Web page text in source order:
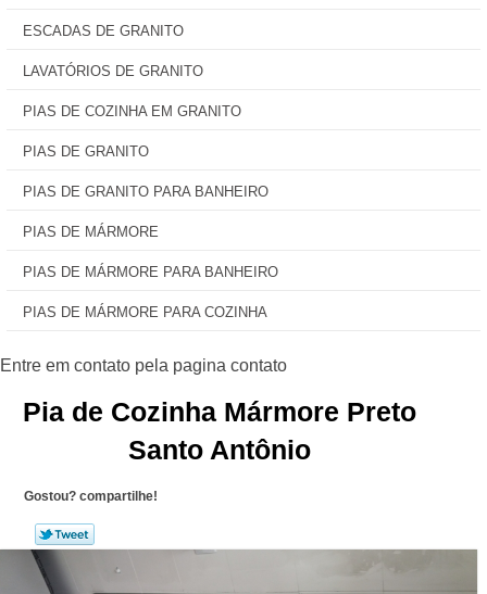
ESCADAS DE GRANITO
LAVATÓRIOS DE GRANITO
PIAS DE COZINHA EM GRANITO
PIAS DE GRANITO
PIAS DE GRANITO PARA BANHEIRO
PIAS DE MÁRMORE
PIAS DE MÁRMORE PARA BANHEIRO
PIAS DE MÁRMORE PARA COZINHA
Pia de Cozinha Mármore Preto
Santo Antônio
Gostou? compartilhe!